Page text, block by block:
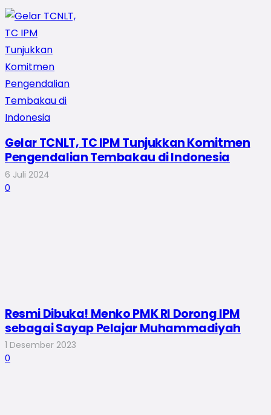
Gelar TCNLT, TC IPM Tunjukkan Komitmen
Pengendalian Tembakau di Indonesia
6 Juli 2024
0
Resmi Dibuka! Menko PMK RI Dorong IPM
sebagai Sayap Pelajar Muhammadiyah
1 Desember 2023
0